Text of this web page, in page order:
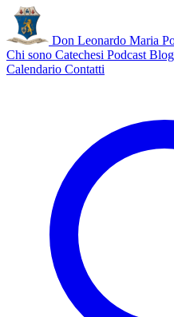
Don Leonardo Maria
Chi sono Catechesi Podcast Blog
Calendario Contatti